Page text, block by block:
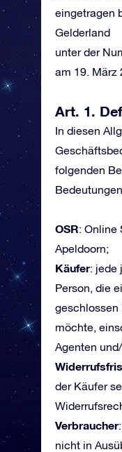
eingetragen
Gelderland
unter der
am 19. März
Art. 1.
In diesen
folgenden
OSR: Online
Apeldoorn;
Käufer: jede
Person, die
geschlossen
möchte,
Agenten
der Käufer
Verbraucher
nicht in